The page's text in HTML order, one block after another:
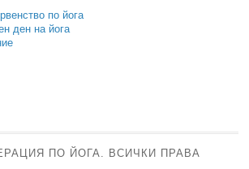
по йога
ден на йога
ПО ЙОГА. ВСИЧКИ ПРАВА